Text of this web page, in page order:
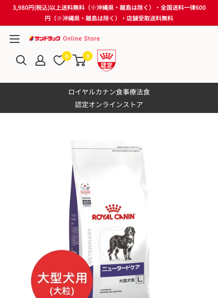
Skip3,980円(税込)以上送料無料（※沖縄県・離島は除く）・全国送料一律600
円（※沖縄県・離島は除く）・店舗受取送料無料
サ
0 0
ロイヤルカナン食事療法食
認定オンラインストア